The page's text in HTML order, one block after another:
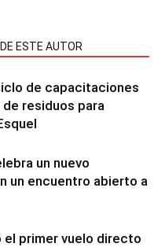
ESTE AUTOR
de capacitaciones
residuos para
un nuevo
un encuentro abierto a
el primer vuelo directo